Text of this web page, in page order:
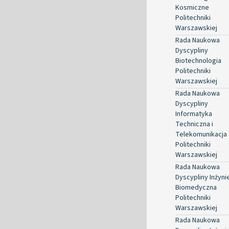
Kosmiczne
Politechniki
Warszawskiej
Rada Naukowa
Dyscypliny
Biotechnologia
Politechniki
Warszawskiej
Rada Naukowa
Dyscypliny
Informatyka
Techniczna i
Telekomunikacja
Politechniki
Warszawskiej
Rada Naukowa
Dyscypliny
Biomedyczna
Politechniki
Warszawskiej
Rada Naukowa